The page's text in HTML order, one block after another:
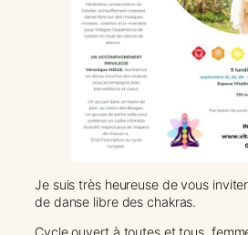
Je suis très heureuse de vous
de danse libre des chakras.
Cycle ouvert à toutes et tous,